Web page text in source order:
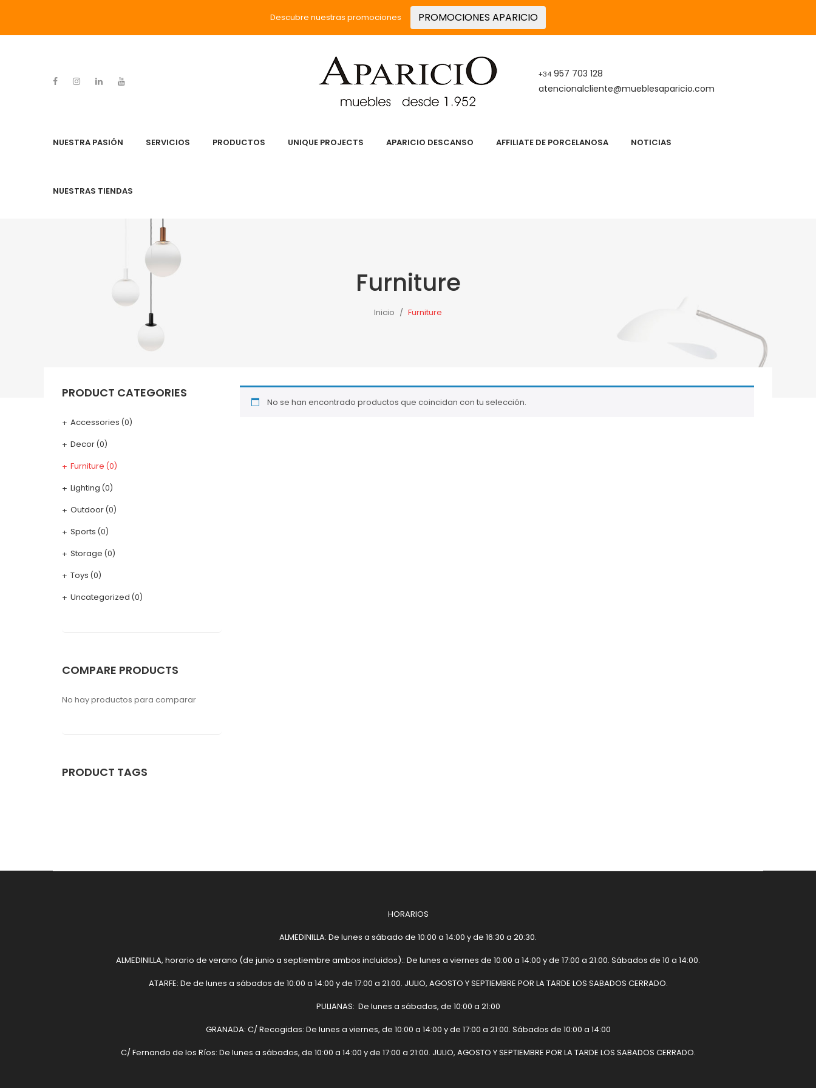
Descubre nuestras promociones PROMOCIONES APARICIO
+34 957 703 128
atencionalcliente@mueblesaparicio.com
NUESTRA PASIÓN SERVICIOS PRODUCTOS UNIQUE PROJECTS APARICIO DESCANSO AFFILIATE DE PORCELANOSA NOTICIAS
NUESTRAS TIENDAS
NOTICIAS NUESTRAS TIENDAS
Furniture
Inicio / Furniture
No se han encontrado productos que coincidan con tu selección.
PRODUCT CATEGORIES
Accessories (0)
Decor(0)
Furniture (0)
Lighting (0)
Outdoor(0)
Sports (0)
Storage (0)
Toys (0)
Uncategorized (0)
COMPARE PRODUCTS
No hay productos para comparar
PRODUCT TAGS
HORARIOS
ALMEDINILLA: De lunes a sábado de 10:00 a 14:00 y de 16:30 a 20:30.
ALMEDINILLA, horario de verano (de junio a septiembre ambos incluidos):: De lunes a viernes de 10:00 a 14:00 y de 17:00 a 21:00. Sábados de 10 a 14:00.
ATARFE: De de lunes a sábados de 10:00 a 14:00 y de 17:00 a 21:00. JULIO, AGOSTO Y SEPTIEMBRE POR LA TARDE LOS SABADOS CERRADO.
PULIANAS: De lunes a sábados, de 10:00 a 21:00
GRANADA: C/ Recogidas: De lunes a viernes, de 10:00 a 14:00 y de 17:00 a 21:00. Sábados de 10:00 a 14:00
C/ Fernando de los Ríos: De lunes a sábados, de 10:00 a 14:00 y de 17:00 a 21:00. JULIO, AGOSTO Y SEPTIEMBRE POR LA TARDE LOS SABADOS CERRADO.